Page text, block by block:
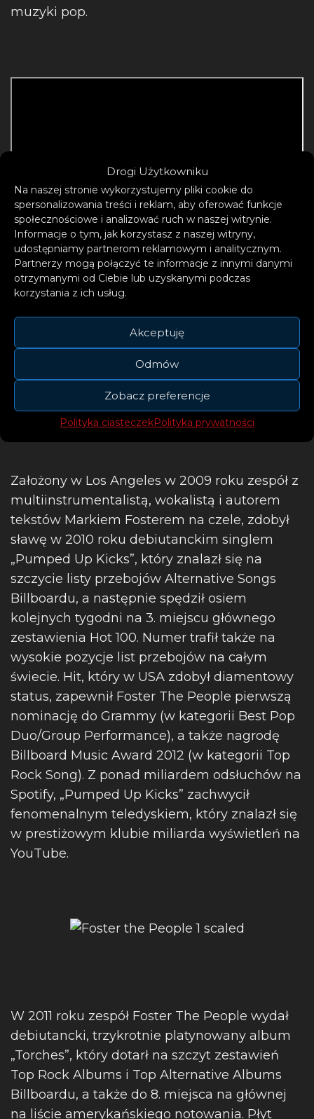
Drogi Użytkowniku
Na naszej stronie wykorzystujemy pliki cookie do
spersonalizowania treści i reklam, aby oferować funkcje
społecznościowe i analizować ruch w naszej witrynie.
Informacje o tym, jak korzystasz z naszej witryny,
udostępniamy partnerom reklamowym i analitycznym.
Partnerzy mogą połączyć te informacje z innymi danymi
otrzymanymi od Ciebie lub uzyskanymi podczas
korzystania z ich usług.
Akceptuję
Odmów
Zobacz preferencje
Polityka ciasteczekPolityka prywatności
muzyki pop.
Założony w Los Angeles w 2009 roku zespół z
multiinstrumentalistą, wokalistą i autorem
tekstów Markiem Fosterem na czele, zdobył
sławę w 2010 roku debiutanckim singlem
„Pumped Up Kicks”, który znalazł się na
szczycie listy przebojów Alternative Songs
Billboardu, a następnie spędził osiem
kolejnych tygodni na 3. miejscu głównego
zestawienia Hot 100. Numer trafił także na
wysokie pozycje list przebojów na całym
świecie. Hit, który w USA zdobył diamentowy
status, zapewnił Foster The People pierwszą
nominację do Grammy (w kategorii Best Pop
Duo/Group Performance), a także nagrodę
Billboard Music Award 2012 (w kategorii Top
Rock Song). Z ponad miliardem odsłuchów na
Spotify, „Pumped Up Kicks” zachwycił
fenomenalnym teledyskiem, który znalazł się
w prestiżowym klubie miliarda wyświetleń na
YouTube.
W 2011 roku zespół Foster The People wydał
debiutancki, trzykrotnie platynowany album
„Torches”, który dotarł na szczyt zestawień
Top Rock Albums i Top Alternative Albums
Billboardu, a także do 8. miejsca na głównej
na liście amerykańskiego notowania. Płyt